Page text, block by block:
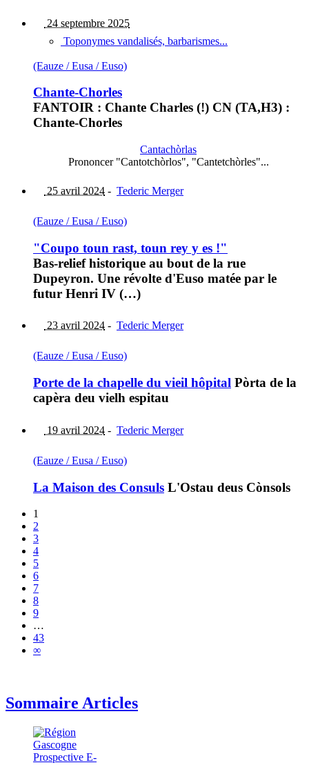
24 septembre 2025
Toponymes vandalisés, barbarismes...
(Eauze / Eusa / Euso)
Chante-Chorles
FANTOIR : Chante Charles (!) CN (TA,H3) :
Chante-Chorles
Cantachòrlas
Prononcer "Cantotchòrlos", "Cantetchòrles"...
25 avril 2024 - Tederic Merger
(Eauze / Eusa / Euso)
"Coupo toun rast, toun rey y es !"
Bas-relief historique au bout de la rue
Dupeyron. Une révolte d'Euso matée par le
futur Henri IV (…)
23 avril 2024 - Tederic Merger
(Eauze / Eusa / Euso)
Porte de la chapelle du vieil hôpital Pòrta de la
capèra deu vielh espitau
19 avril 2024 - Tederic Merger
(Eauze / Eusa / Euso)
La Maison des Consuls L'Ostau deus Cònsols
1
2
3
4
5
6
7
8
9
…
43
∞
Sommaire Articles